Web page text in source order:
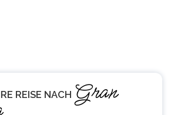
REISE NACH Gran